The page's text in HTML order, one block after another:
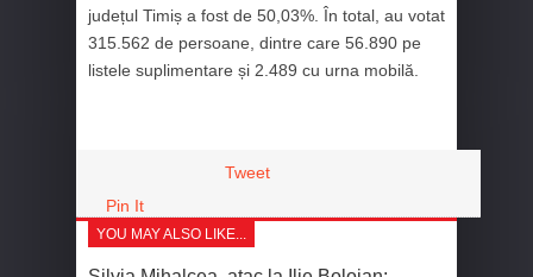
județul Timiș a fost de 50,03%. În total, au votat
315.562 de persoane, dintre care 56.890 pe
listele suplimentare și 2.489 cu urna mobilă.
Tweet
Pin It
YOU MAY ALSO LIKE...